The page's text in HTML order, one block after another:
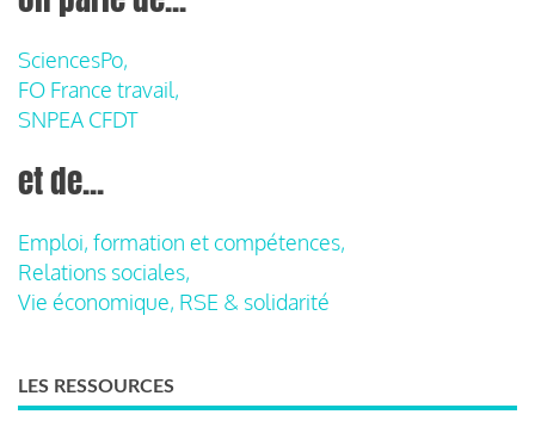
SciencesPo,
FO France travail,
SNPEA CFDT
et de...
Emploi, formation et compétences,
Relations sociales,
Vie économique, RSE & solidarité
LES RESSOURCES